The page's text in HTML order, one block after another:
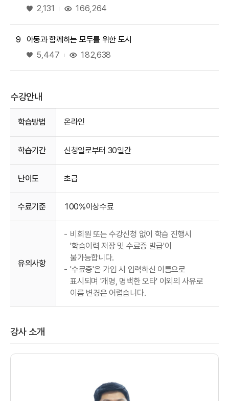
좋아요
2,131 166,264
9
아동과 함께하는 모두를 위한 도시
좋아요
5,447 182,638
수강안내
학습방법 온라인
학습기간 신청일로부터 30일간
난이도 초급
수료기준 100%이상수료
유의사항
- 비회원 또는 수강신청 없이 학습 진행시
'학습이력 저장 및 수료증 발급'이
불가능합니다.
- '수료증'은 가입 시 입력하신 이름으로
표시되며 '개명, 명백한 오타' 이외의 사유로
이름 변경은 어렵습니다.
강사 소개